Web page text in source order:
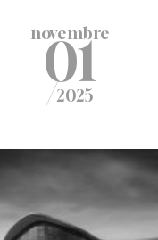
novembre
01
/2025